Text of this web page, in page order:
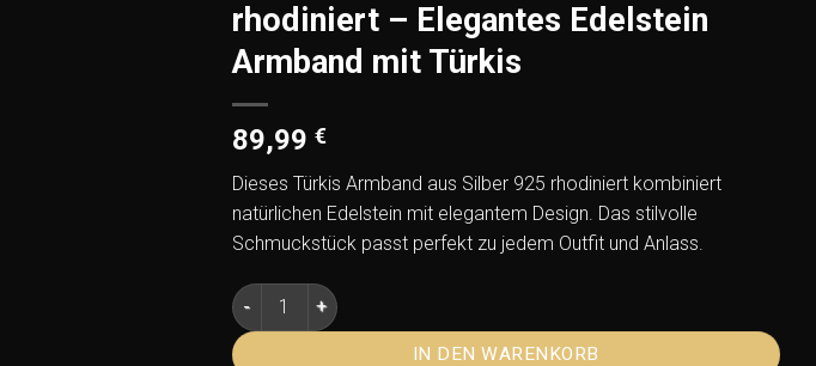
rhodiniert – Elegantes Edelstein
Armband mit Türkis
89,99 €
Dieses Türkis Armband aus Silber 925 rhodiniert kombiniert
natürlichen Edelstein mit elegantem Design. Das stilvolle
Schmuckstück passt perfekt zu jedem Outfit und Anlass.
Türkis Armband Silber 925 rhodiniert – Elegantes Edelstein Armband
IN DEN WARENKORB